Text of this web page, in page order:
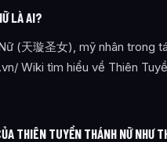
LÀ AI?
(天璇圣女), mỹ nhân trong
Wiki tìm hiểu về Thiên
THIÊN TUYỀN THÁNH NỮ NHƯ